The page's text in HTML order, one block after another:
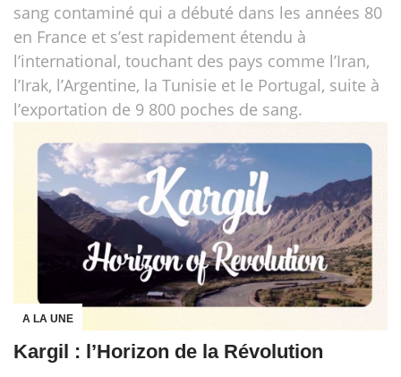
sang contaminé qui a débuté dans les années 80
en France et s’est rapidement étendu à
l’international, touchant des pays comme l’Iran,
l’Irak, l’Argentine, la Tunisie et le Portugal, suite à
l’exportation de 9 800 poches de sang.
A LA UNE
Kargil : l’Horizon de la Révolution